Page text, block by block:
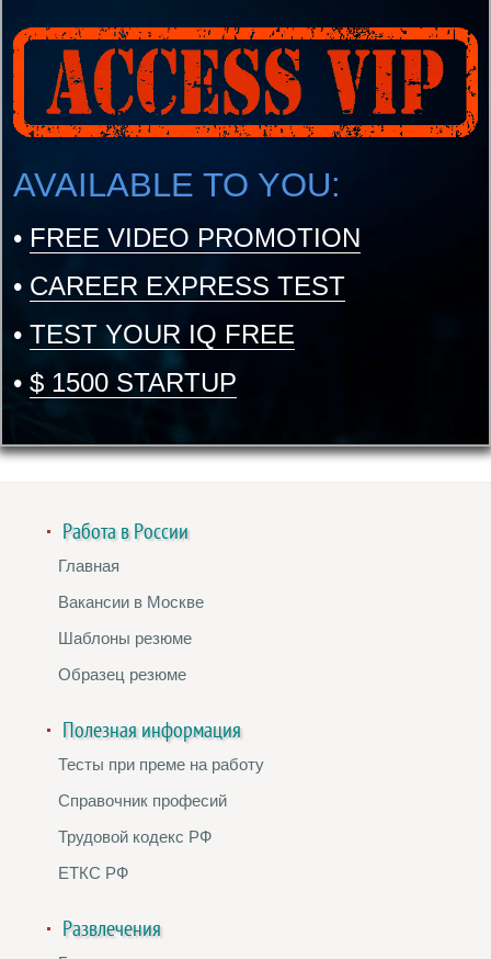
AVAILABLE TO YOU:
• FREE VIDEO PROMOTION
• CAREER EXPRESS TEST
• TEST YOUR IQ FREE
• $ 1500 STARTUP
Работа в России
Главная
Вакансии в Москве
Шаблоны резюме
Образец резюме
Полезная информация
Тесты при преме на работу
Справочник професий
Трудовой кодекс РФ
ЕТКС РФ
Развлечения